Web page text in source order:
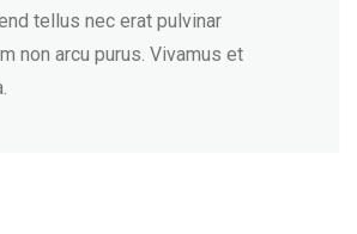
tellus nec erat pulvinar
non arcu purus. Vivamus et